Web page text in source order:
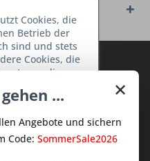
Deine
Aktion mehr aus
×
...
Angebote und sichern
Code: SommerSale2026
Cookies, die
Betrieb der
sind und stets
Cookies, die
dieser
mit
sollen,
Zustimmung